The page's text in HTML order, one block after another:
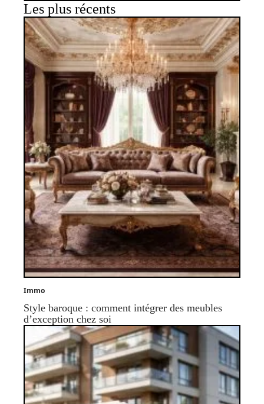
Les plus récents
Immo
Style baroque : comment intégrer des meubles
d’exception chez soi